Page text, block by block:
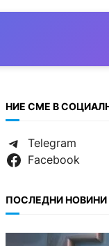
НИЕ СМЕ В
Telegram
Facebook
ПОСЛЕДНИ НОВИНИ
БЕЗ